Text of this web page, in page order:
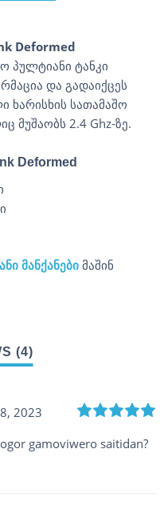
Deformed
პულტიანი ტანკი
და გადაიქცეს
სათამაშო
მუშაობს 2.4 Ghz-ზე.
Deformed
მანქანებიმაშინ
2023
gamoviwero saitidan?